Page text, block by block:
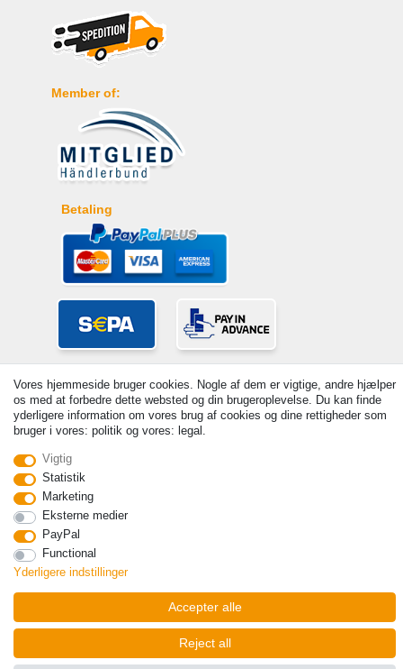
Member of:
Betaling
© Copyright 2026 | Alle rettigheder forbeholdes. - Prices incl. VAT. 19%
VAT Basic prices see article detail | * Applies to deliveries to the UK!
Withdraw from contract here
Vores hjemmeside bruger cookies. Nogle af dem er vigtige, andre hjælper
os med at forbedre dette websted og din brugeroplevelse. Du kan finde
yderligere information om vores brug af cookies og dine rettigheder som
bruger i vores: politik og vores: legal.
Vigtig
Statistik
Marketing
Eksterne medier
PayPal
Functional
Yderligere indstillinger
Accepter alle
Reject all